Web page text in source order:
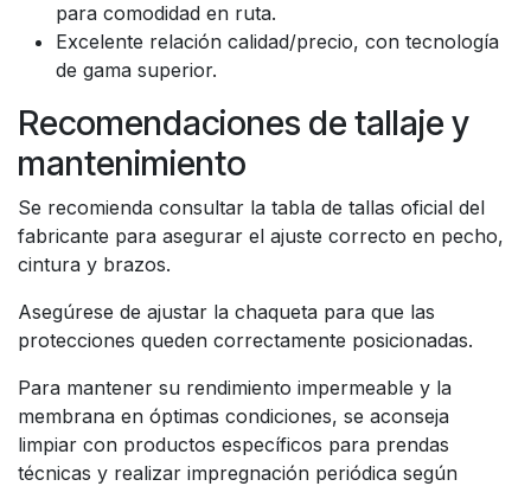
para comodidad en ruta.
Excelente relación calidad/precio, con tecnología
de gama superior.
Recomendaciones de tallaje y
mantenimiento
Se recomienda consultar la tabla de tallas oficial del
fabricante para asegurar el ajuste correcto en pecho,
cintura y brazos.
Asegúrese de ajustar la chaqueta para que las
protecciones queden correctamente posicionadas.
Para mantener su rendimiento impermeable y la
membrana en óptimas condiciones, se aconseja
limpiar con productos específicos para prendas
técnicas y realizar impregnación periódica según